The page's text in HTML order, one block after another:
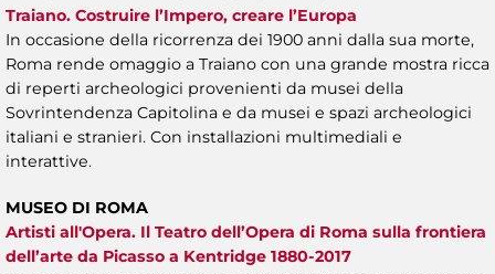
Traiano. Costruire l’Impero, creare l’Europa
In occasione della ricorrenza dei 1900 anni dalla sua morte,
Roma rende omaggio a Traiano con una grande mostra ricca
di reperti archeologici provenienti da musei della
Sovrintendenza Capitolina e da musei e spazi archeologici
italiani e stranieri. Con installazioni multimediali e
interattive.
MUSEO DI ROMA
Artisti all'Opera. Il Teatro dell’Opera di Roma sulla frontiera
dell’arte da Picasso a Kentridge 1880-2017